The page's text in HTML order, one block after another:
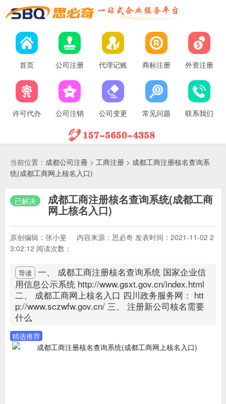
首页 公司注册 代理记账 商标注册 外资注册
许可代办 公司注销 公司变更 常见问题 联系我们
当前位置： 成都公司注冊 > 工商注册 > 成都工商注册核名查询系
统(成都工商网上核名入口)
已解决 成都工商注册核名查询系统(成都工商
网上核名入口)
原创编辑：张小斐 内容来源：思必奇 发表时间：2021-11-02 2
3:02:12 阅读次数：
导读
一、 成都工商注册核名查询系统 国家企业信
用信息公示系统 http://www.gsxt.gov.cn/index.html
二、 成都工商网上核名入口 四川政务服务网： htt
p://www.sczwfw.gov.cn/ 三、 注册新公司核名需要
什么
精选推荐